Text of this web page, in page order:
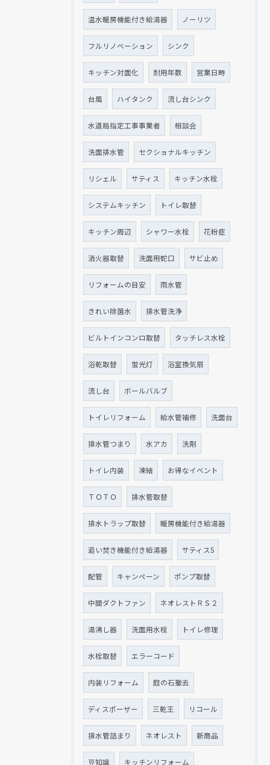
温水暖房機能付き給湯器 ノーリツ
フルリノベーション シンク
キッチン対面化 耐用年数 営業日時
台風 ハイタンク 流し台シンク
水道局指定工事事業者 相談会
洗面排水管 セクショナルキッチン
リシェル サティス キッチン水栓
システムキッチン トイレ取替
キッチン周辺 シャワー水栓 花粉症
消火器取替 洗面用蛇口 サビ止め
リフォームの目安 雨水管
きれい除菌水 排水管洗浄
ビルトインコンロ取替 タッチレス水栓
浴乾取替 蛍光灯 浴室換気扇
流し台 ボールバルブ
トイレリフォーム 給水管補修 洗面台
排水管つまり 水アカ 洗剤
トイレ内装 凍結 お得なイベント
ＴＯＴＯ 排水管取替
排水トラップ取替 暖房機能付き給湯器
追い焚き機能付き給湯器 サティスS
配管 キャンペーン ポンプ取替
中間ダクトファン ネオレストＲＳ２
湯沸し器 洗面用水栓 トイレ修理
水栓取替 エラーコード
内装リフォーム 庭の石撤去
ディスポーザー 三乾王 リコール
排水管詰まり ネオレスト 新商品
豆知識 キッチンリフォーム